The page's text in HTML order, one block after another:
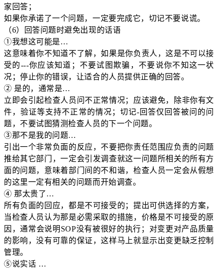
家回答；
如果你承诺了一个问题，一定要完成它，切记不要说谎。
（6）回答问题时避免出现的话语
①我想这可能是…
这意味着你不知道不了解，如果是你负责人，这是不可以接
受的---你应该知道；不要试图欺骗，不要说你不知这一状
况；停止你的错误，让适合的人员提供正确的回答。
② 是的，通常是…
立即会引起检查人员问不正常情况；应该避免，除非你有文
件，验证等支持不正常的情况；切记-回答仅回答被问的问
题，不要试图猜测检查人员的下一个问题。
③那不是我的问题…
引出一个非常负面的反应，不要把你责任范围应负责的问题
推给其它部门，一定会引发调查就这一问题所相关的所有方
面的问题，意味着部门间的不和谐，检查人员一定会从假想
的这里一定有相关的问题而开始调查。
④ 那太贵了…
所有负面的回应，都是不可接受的；提出可供选择的方案，
当检查人员认为那是必需采取的措施，价格是不可接受的原
因，通常会说明SOP没有被很好的执行；对变更对产品质量
的影响，没有可靠的保证，这样马上就显示出变更缺乏控制
管理。
⑤说实话 …